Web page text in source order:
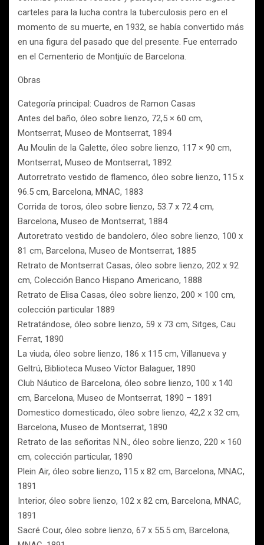
carteles para la lucha contra la tuberculosis pero en el
momento de su muerte, en 1932, se había convertido más
en una figura del pasado que del presente. Fue enterrado
en el Cementerio de Montjuïc de Barcelona.
Obras
Categoría principal: Cuadros de Ramon Casas
Antes del baño, óleo sobre lienzo, 72,5 × 60 cm,
Montserrat, Museo de Montserrat, 1894
Au Moulin de la Galette, óleo sobre lienzo, 117 × 90 cm,
Montserrat, Museo de Montserrat, 1892
Autorretrato vestido de flamenco, óleo sobre lienzo, 115 x
96.5 cm, Barcelona, MNAC, 1883
Corrida de toros, óleo sobre lienzo, 53.7 x 72.4 cm,
Barcelona, Museo de Montserrat, 1884
Autoretrato vestido de bandolero, óleo sobre lienzo, 100 x
81 cm, Barcelona, Museo de Montserrat, 1885
Retrato de Montserrat Casas, óleo sobre lienzo, 202 x 92
cm, Colección Banco Hispano Americano, 1888
Retrato de Elisa Casas, óleo sobre lienzo, 200 × 100 cm,
colección particular 1889
Retratándose, óleo sobre lienzo, 59 x 73 cm, Sitges, Cau
Ferrat, 1890
La viuda, óleo sobre lienzo, 186 x 115 cm, Villanueva y
Geltrú, Biblioteca Museo Víctor Balaguer, 1890
Club Náutico de Barcelona, óleo sobre lienzo, 100 x 140
cm, Barcelona, Museo de Montserrat, 1890 – 1891
Domestico domesticado, óleo sobre lienzo, 42,2 x 32 cm,
Barcelona, Museo de Montserrat, 1890
Retrato de las señoritas N.N., óleo sobre lienzo, 220 × 160
cm, colección particular, 1890
Plein Air, óleo sobre lienzo, 115 x 82 cm, Barcelona, MNAC,
1891
Interior, óleo sobre lienzo, 102 x 82 cm, Barcelona, MNAC,
1891
Sacré Cour, óleo sobre lienzo, 67 x 55.5 cm, Barcelona,